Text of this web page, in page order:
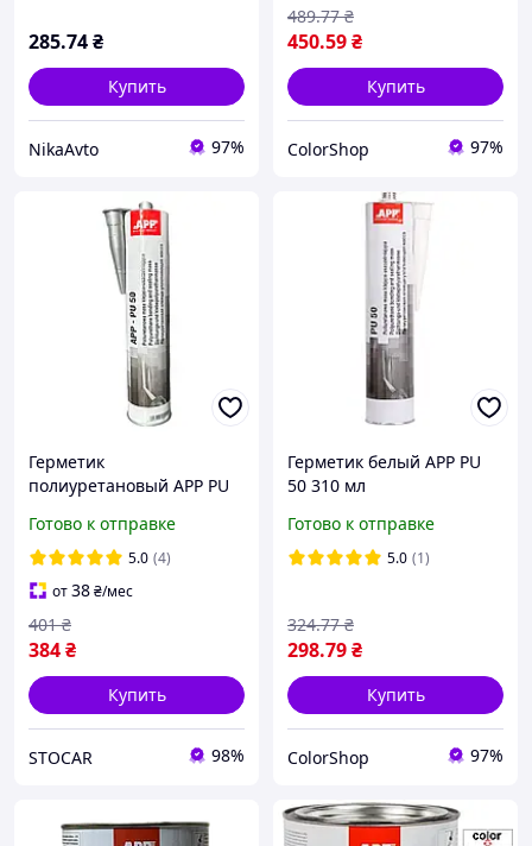
285.74₴
Купить
NikaAvto 97%
450.59₴
489.77 ₴
Купить
ColorShop 97%
Герметик
полиуретановый APP PU
Готово к отправке
5.0 (4)
от38₴/мес
384₴
401 ₴
Купить
STOCAR 98%
Герметик белый APP PU
50 310 мл
Готово к отправке
5.0 (1)
298.79₴
324.77 ₴
Купить
ColorShop 97%